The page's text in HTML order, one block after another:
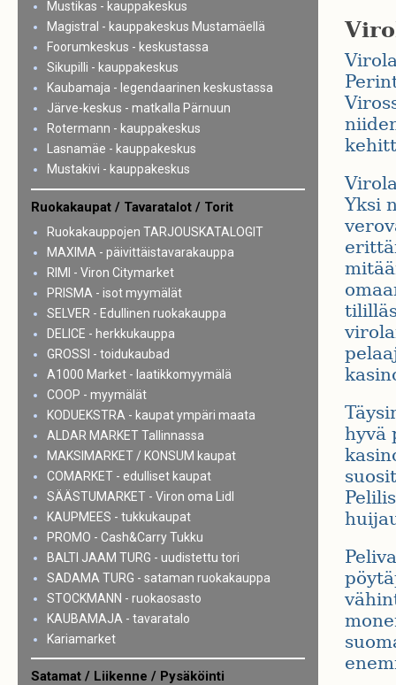
Yksi
hyvä
Mustikas - kauppakeskus
Magistral - kauppakeskus Mustamäellä
Foorumkeskus - keskustassa
Sikupilli - kauppakeskus
Kaubamaja - legendaarinen keskustassa
Järve-keskus - matkalla Pärnuun
Rotermann - kauppakeskus
Lasnamäe - kauppakeskus
Mustakivi - kauppakeskus
Ruokakaupat / Tavaratalot / Torit
Ruokakauppojen TARJOUSKATALOGIT
MAXIMA - päivittäistavarakauppa
RIMI - Viron Citymarket
PRISMA - isot myymälät
SELVER - Edullinen ruokakauppa
DELICE - herkkukauppa
GROSSI - toidukaubad
A1000 Market - laatikkomyymälä
COOP - myymälät
KODUEKSTRA - kaupat ympäri maata
ALDAR MARKET Tallinnassa
MAKSIMARKET / KONSUM kaupat
COMARKET - edulliset kaupat
SÄÄSTUMARKET - Viron oma Lidl
KAUPMEES - tukkukaupat
PROMO - Cash&Carry Tukku
BALTI JAAM TURG - uudistettu tori
SADAMA TURG - sataman ruokakauppa
STOCKMANN - ruokaosasto
KAUBAMAJA - tavaratalo
Kariamarket
Satamat / Liikenne / Pysäköinti